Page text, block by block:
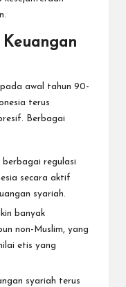
Keuangan
awal tahun 90-
terus
Berbagai
berbagai regulasi
secara aktif
syariah.
banyak
non-Muslim, yang
etis yang
syariah terus